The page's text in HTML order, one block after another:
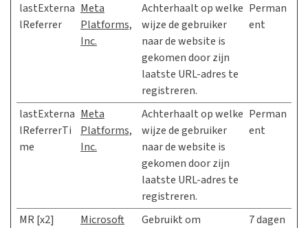
lastExterna
lReferrer
Meta
Platforms,
Inc.
Achterhaalt op welke
wijze de gebruiker
naar de website is
gekomen door zijn
laatste URL-adres te
registreren.
Perman
ent
lastExterna
lReferrerTi
me
Meta
Platforms,
Inc.
Achterhaalt op welke
wijze de gebruiker
naar de website is
gekomen door zijn
laatste URL-adres te
registreren.
Perman
ent
MR [x2] Microsoft
Gebruikt om
7 dagen